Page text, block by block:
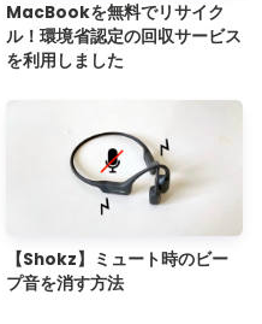
MacBookを無料でリサイク
ル！環境省認定の回収サービス
を利用しました
【Shokz】ミュート時のビー
プ音を消す方法